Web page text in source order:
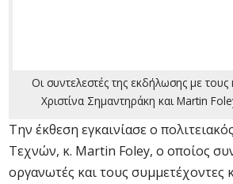
Οι συντελεστές της εκδήλωσης με τους
Χριστίνα Σημαντηράκη και Martin
Την έκθεση εγκαινίασε ο
Τεχνών, κ. Martin Foley, ο οποίος
οργανωτές και τους συμμετέχοντες